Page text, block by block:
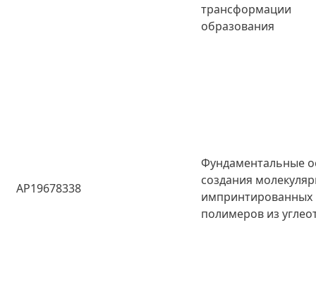
транcформации
образования
AP19678338
Фундаментальные
создания
импринтированных
полимеров из